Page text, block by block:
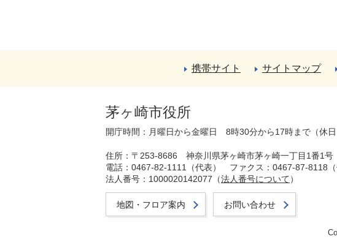
携帯サイト サイトマップ
茅ヶ崎市役所
開庁時間：月曜日から金曜日 8時30分から17時まで（休日
住所：〒253-8686 神奈川県茅ヶ崎市茅ヶ崎一丁目1番1号
電話：0467-82-1111（代表） ファクス：0467-87-8118（
法人番号：1000020142077（法人番号について）
地図・フロア案内 お問い合わせ